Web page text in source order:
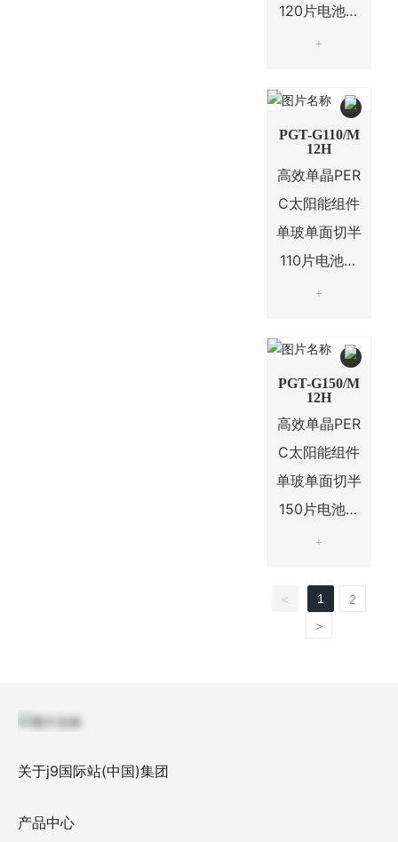
120片电池系
列
+
PGT-G110/M
12H
高效单晶PER
C太阳能组件
单玻单面切半
110片电池系
列
+
PGT-G150/M
12H
高效单晶PER
C太阳能组件
单玻单面切半
150片电池系
列
+
< 1
2
>
关于j9国际站(中国)集团
产品中心